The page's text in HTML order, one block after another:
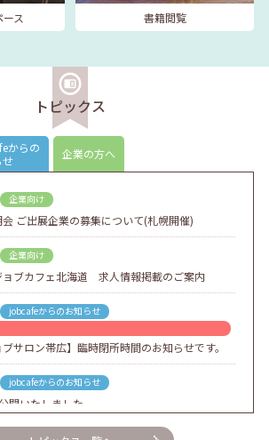
ス 書籍閲覧
トピックス
からの
せ
企業の方へ
企業向け
ご出展企業の募集について(札幌開催)
企業向け
ョブカフェ北海道 求人情報掲載のご案内
jobcafeからのお知らせ
ブサロン帯広】臨時閉所時間のお知らせです。
jobcafeからのお知らせ
開いたしました。